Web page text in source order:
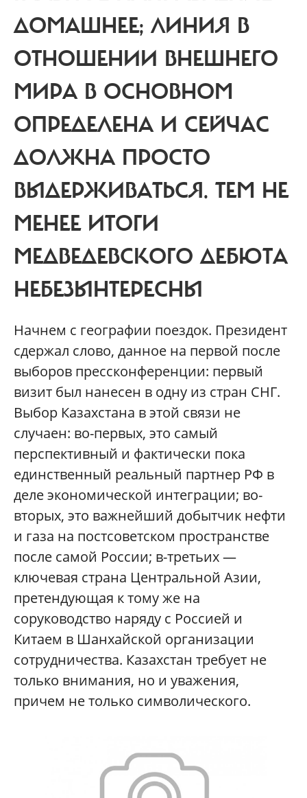
ДОМАШНЕЕ; ЛИНИЯ В
ОТНОШЕНИИ ВНЕШНЕГО
МИРА В ОСНОВНОМ
ОПРЕДЕЛЕНА И СЕЙЧАС
ДОЛЖНА ПРОСТО
ВЫДЕРЖИВАТЬСЯ. ТЕМ НЕ
МЕНЕЕ ИТОГИ
МЕДВЕДЕВСКОГО ДЕБЮТА
НЕБЕЗЫНТЕРЕСНЫ
Начнем с географии поездок. Президент
сдержал слово, данное на первой после
выборов прессконференции: первый
визит был нанесен в одну из стран СНГ.
Выбор Казахстана в этой связи не
случаен: во-первых, это самый
перспективный и фактически пока
единственный реальный партнер РФ в
деле экономической интеграции; во-
вторых, это важнейший добытчик нефти
и газа на постсоветском пространстве
после самой России; в-третьих —
ключевая страна Центральной Азии,
претендующая к тому же на
соруководство наряду с Россией и
Китаем в Шанхайской организации
сотрудничества. Казахстан требует не
только внимания, но и уважения,
причем не только символического.